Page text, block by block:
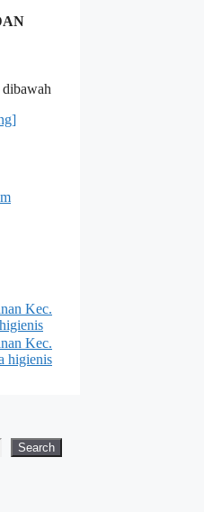
Kec.
Kec.
higienis
Search